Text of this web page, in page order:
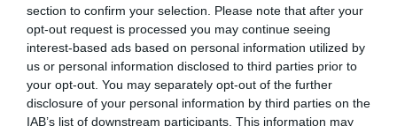
section to confirm your selection. Please note that after your
opt-out request is processed you may continue seeing
interest-based ads based on personal information utilized by
us or personal information disclosed to third parties prior to
your opt-out. You may separately opt-out of the further
disclosure of your personal information by third parties on the
IAB’s list of downstream participants. This information may
Πρόσθεσε ένα σχόλιο
ΟΝΟΜΑ